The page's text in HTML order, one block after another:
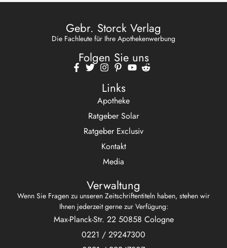
Gebr. Storck Verlag
Die Fachleute für Ihre Apothekenwerbung
Folgen Sie uns
Links
Apotheke
Ratgeber Solar
Ratgeber Exclusiv
Kontakt
Media
Verwaltung
Wenn Sie Fragen zu unseren Zeitschriftentiteln haben, stehen wir
Ihnen jederzeit gerne zur Verfügung:
Max-Planck-Str. 22 50858 Cologne
0221 / 29247300